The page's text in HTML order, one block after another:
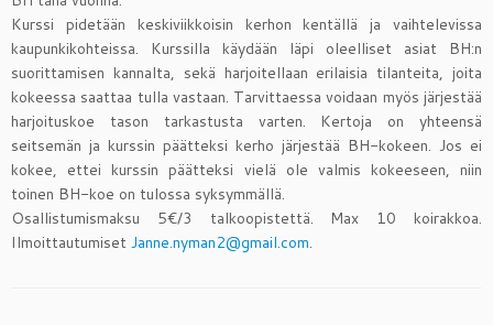
Kurssi pidetään keskiviikkoisin kerhon kentällä ja vaihtelevissa
kaupunkikohteissa. Kurssilla käydään läpi oleelliset asiat BH:n
suorittamisen kannalta, sekä harjoitellaan erilaisia tilanteita, joita
kokeessa saattaa tulla vastaan. Tarvittaessa voidaan myös järjestää
harjoituskoe tason tarkastusta varten. Kertoja on yhteensä
seitsemän ja kurssin päätteksi kerho järjestää BH-kokeen. Jos ei
kokee, ettei kurssin päätteksi vielä ole valmis kokeeseen, niin
toinen BH-koe on tulossa syksymmällä.
Osallistumismaksu 5€/3 talkoopistettä. Max 10 koirakkoa.
Ilmoittautumiset Janne.nyman2@gmail.com.